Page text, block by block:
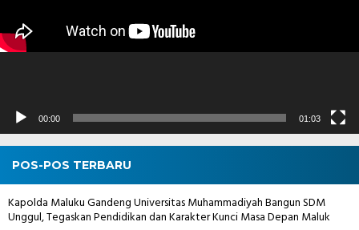
00:00 01:03
POS-POS TERBARU
Kapolda Maluku Gandeng Universitas Muhammadiyah Bangun SDM
Unggul, Tegaskan Pendidikan dan Karakter Kunci Masa Depan Maluk